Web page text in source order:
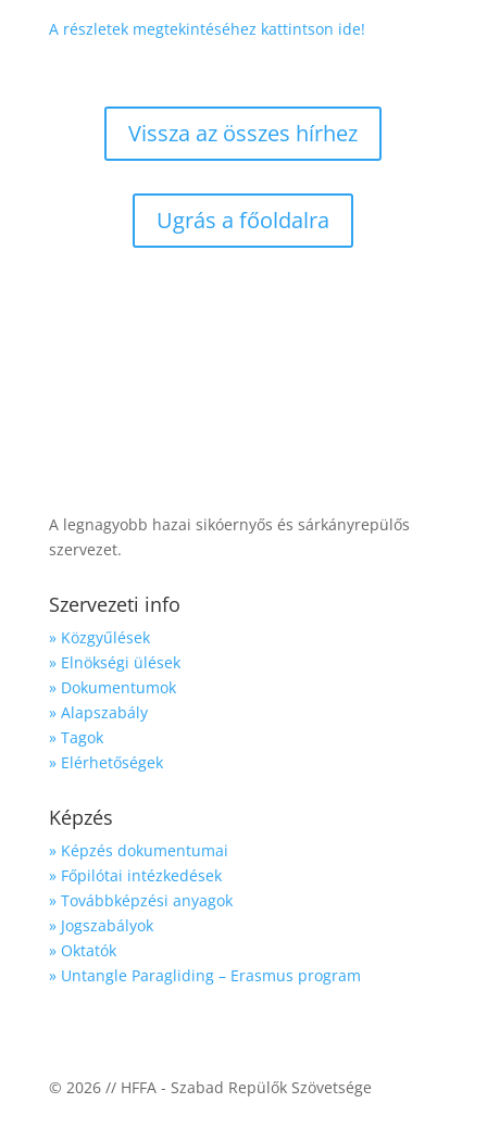
A részletek megtekintéséhez kattintson ide!
Vissza az összes hírhez
Ugrás a főoldalra
A legnagyobb hazai sikóernyős és sárkányrepülős
szervezet.
Szervezeti info
» Közgyűlések
» Elnökségi ülések
» Dokumentumok
» Alapszabály
» Tagok
» Elérhetőségek
Képzés
» Képzés dokumentumai
» Főpilótai intézkedések
» Továbbképzési anyagok
» Jogszabályok
» Oktatók
» Untangle Paragliding – Erasmus program
© 2026 // HFFA - Szabad Repülők Szövetsége